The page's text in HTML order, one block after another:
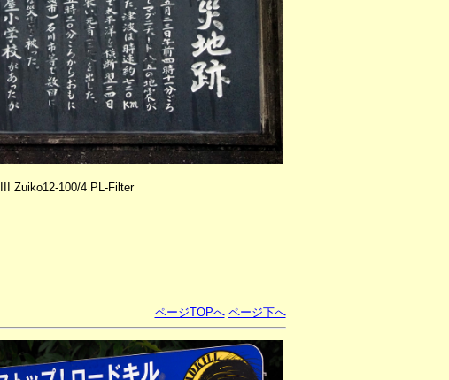
Zuiko12-100/4 PL-Filter
ページTOPへ ページ下へ